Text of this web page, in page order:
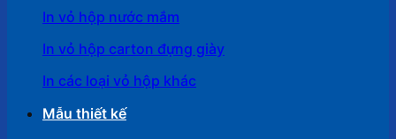
In vỏ hộp nước mắm
In vỏ hộp carton đựng giày
In các loại vỏ hộp khác
Mẫu thiết kế